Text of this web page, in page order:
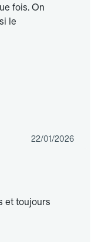
fois. On
le
22/01/2026
et toujours